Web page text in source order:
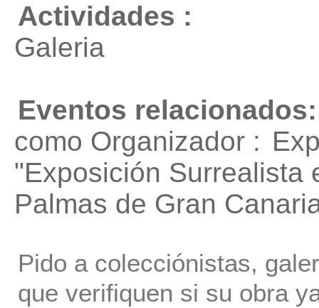
Actividades :
Galeria
Eventos relacionados:
como Organizador :
"Exposición Surrealista
Palmas de Gran
Pido a colecciónistas,
que verifiquen si su obra